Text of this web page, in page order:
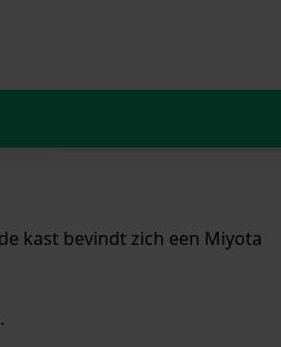
kast bevindt zich een Miyota